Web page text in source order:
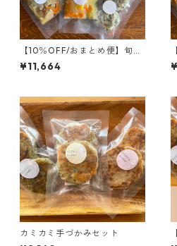
【10％OFF/おまとめ便】旬の
カミカミセット（9・10・11か
月頃）＊1回のご注文につき1点
¥11,664
カミカミ手づかみセット